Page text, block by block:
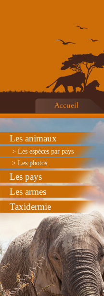
Les animaux
> Les espèces par pays
> Les photos
Les pays
Les armes
Taxidermie